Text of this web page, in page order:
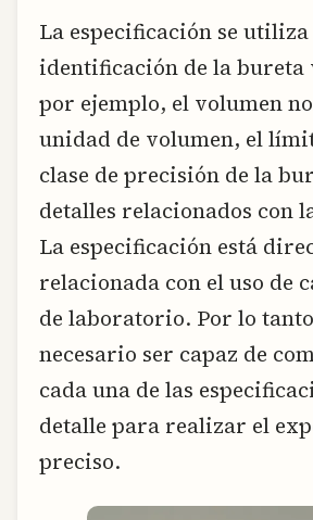
La especificación se utiliza
identificación de la
por ejemplo, el volumen
unidad de volumen, el
clase de precisión de la
detalles relacionados con
La especificación está
relacionada con el uso de
de laboratorio. Por lo
necesario ser capaz de
cada una de las
detalle para realizar el
preciso.